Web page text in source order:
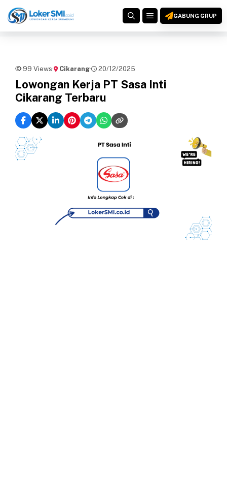
ke
MENUGABUNG GRUP
99 Views· Cikarang· 20/12/2025
Lowongan Kerja PT Sasa Inti
Cikarang Terbaru